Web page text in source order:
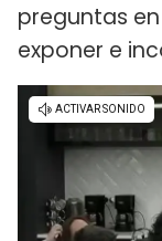
preguntas
exponer e